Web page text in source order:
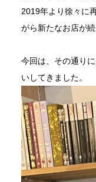
2019年より徐々に
がら新たなお店が続
今回は、その通り
いしてきました。